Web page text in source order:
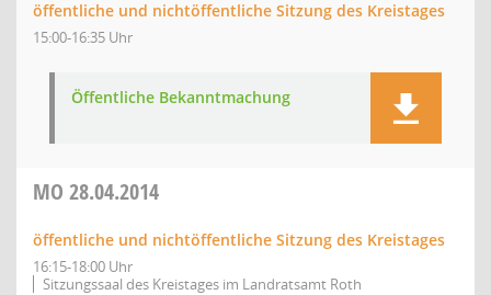
öffentliche und nichtöffentliche Sitzung des Kreistages
15:00-16:35 Uhr
Öffentliche Bekanntmachung
MO 28.04.2014
öffentliche und nichtöffentliche Sitzung des Kreistages
16:15-18:00 Uhr
Sitzungssaal des Kreistages im Landratsamt Roth